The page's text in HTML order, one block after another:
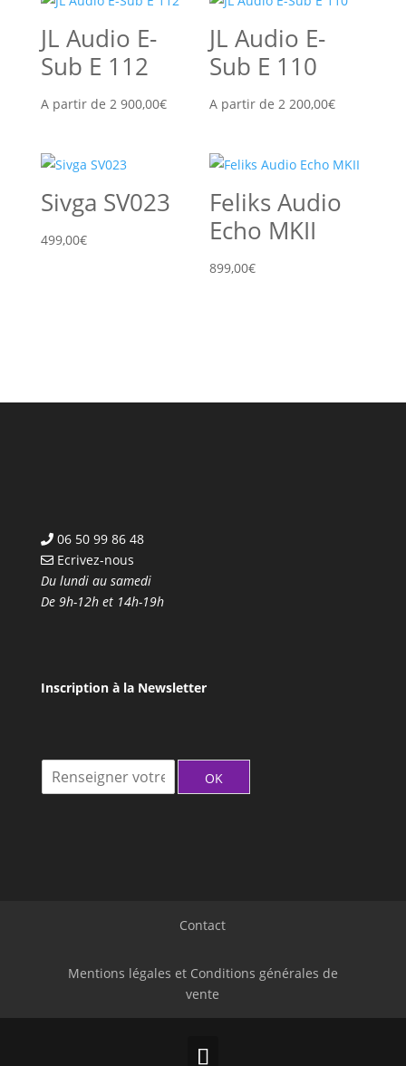
JL Audio E-
Sub E 112
A partir de 2 900,00€
JL Audio E-
Sub E 110
A partir de2 200,00€
Sivga SV023
499,00€
Feliks Audio
Echo MKII
899,00€
06 50 99 86 48
Ecrivez-nous
Du lundi au samedi
De 9h-12h et 14h-19h
Inscription à la Newsletter
OK
Contact
Mentions légales et Conditions générales de
vente